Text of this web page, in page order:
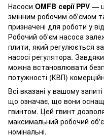
Насоси OMFB серії PPV —
змінним робочим об'ємом
призначені для роботи у
Робочий об'єм насоса
плити, який регулюється
насосі регулятора.
можна встановлювати
потужності (КВП)
Всі вказані у вашому
що означає, що вони
гвинтом. Цей гвинт
максимальний робочий
номінальні.